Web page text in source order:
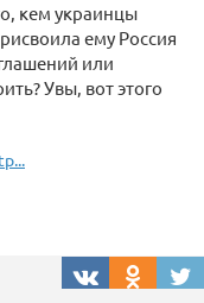
кем украинцы
ему Россия
или
Увы, вот этого